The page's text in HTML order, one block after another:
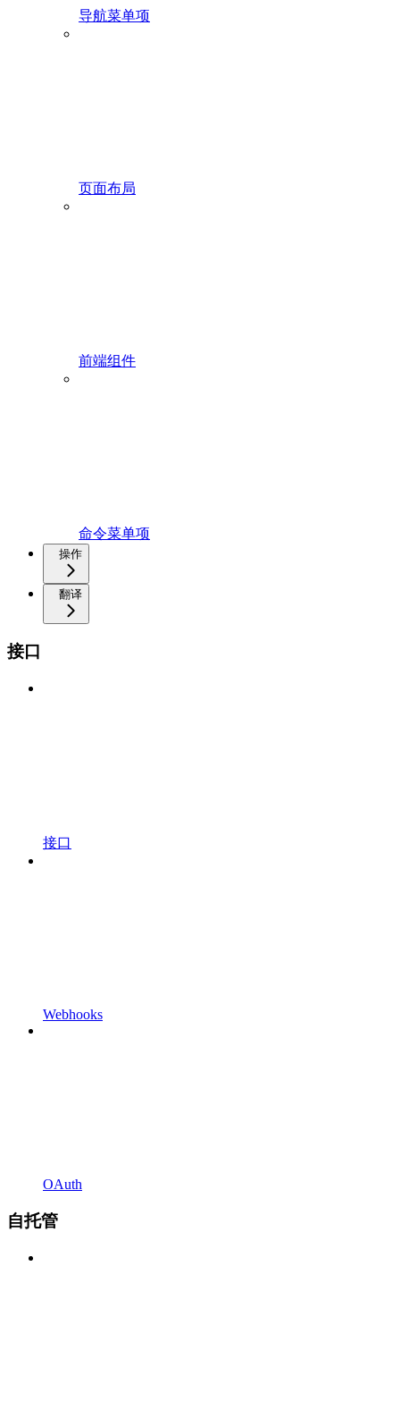
导航菜单项
页面布局
前端组件
命令菜单项
操作
翻译
接口
接口
Webhooks
OAuth
自托管